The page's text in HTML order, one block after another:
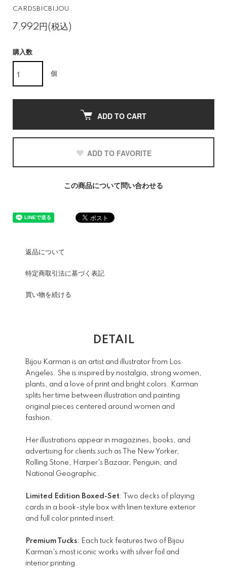
CARDSBICBIJOU
7,992円(税込)
購入数
個
ADD TO CART
ADD TO FAVORITE
この商品について問い合わせる
返品について
特定商取引法に基づく表記
買い物を続ける
DETAIL
Bijou Karman is an artist and illustrator from Los
Angeles. She is inspired by nostalgia, strong women,
plants, and a love of print and bright colors. Karman
splits her time between illustration and painting
original pieces centered around women and
fashion.
Her illustrations appear in magazines, books, and
advertising for clients such as The New Yorker,
Rolling Stone, Harper's Bazaar, Penguin, and
National Geographic.
Limited Edition Boxed-Set: Two decks of playing
cards in a book-style box with linen texture exterior
and full color printed insert.
Premium Tucks: Each tuck features two of Bijou
Karman's most iconic works with silver foil and
interior printing.